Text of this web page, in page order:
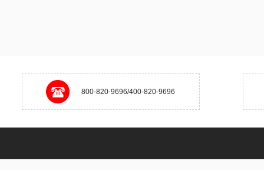
800-820-9696/400-820-9696